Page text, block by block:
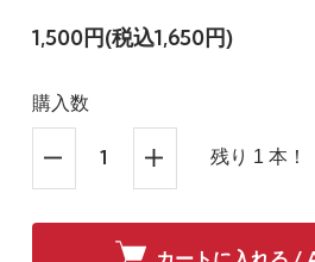
1,500円(税込1,650円)
購入数
残り 1 本！